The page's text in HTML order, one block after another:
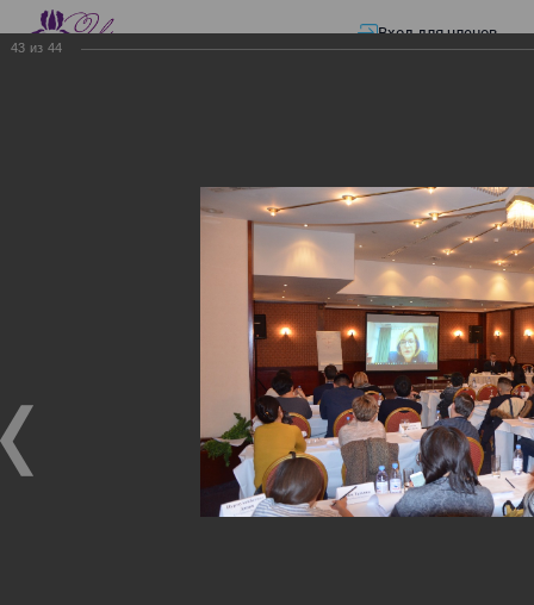
Вход для членов
Презентации —ЭЛЕКТРОННЫЕ СЧЕТА-ФАКТУРЫ.
ЭЛЕКТРОННЫЕ СЧЕТА-
ФАКТУРЫ. ВИРТУАЛЬНЫЙ
ЭЛЕКТРОННЫЕ СЧЕТА-ФАКТУРЫ. ВИРТУАЛЬНЫЙ
СКЛАД.
Семинар с КГД и разработчиками
43 из 44